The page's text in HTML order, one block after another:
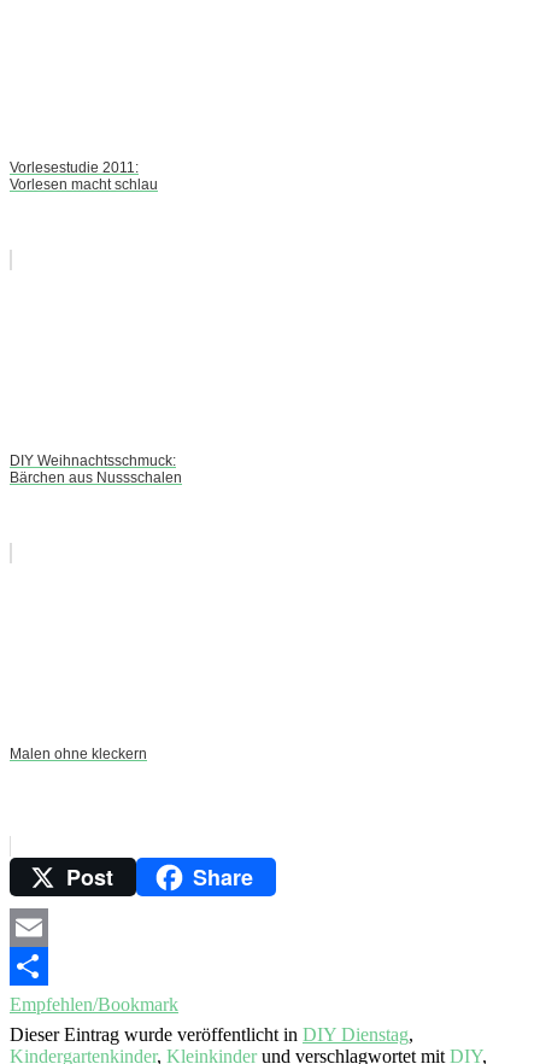
Vorlesestudie 2011:
Vorlesen macht schlau
DIY Weihnachtsschmuck:
Bärchen aus Nussschalen
Malen ohne kleckern
Post Share
Email
Empfehlen/Bookmark
Dieser Eintrag wurde veröffentlicht in DIY Dienstag,
Kindergartenkinder, Kleinkinderund verschlagwortet mit DIY,